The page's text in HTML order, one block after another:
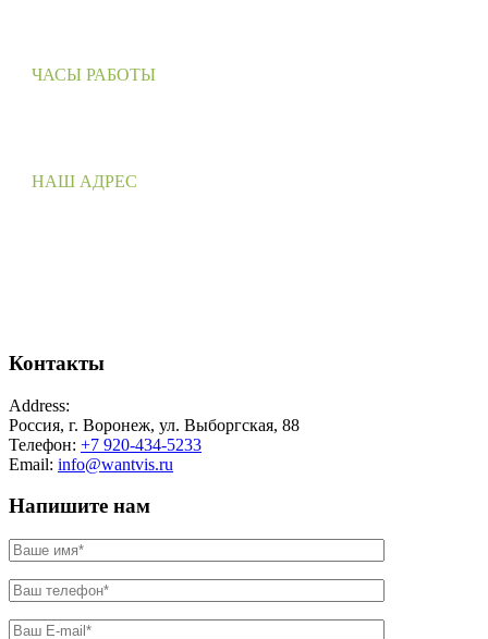
ЧАСЫ РАБОТЫ
НАШ АДРЕС
Контакты
Address:
Россия, г. Воронеж, ул. Выборгская, 88
Телефон: +7 920-434-5233
Email: info@wantvis.ru
Напишите нам